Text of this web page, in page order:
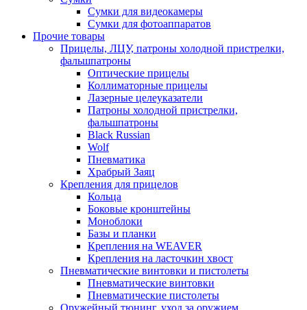
Сумки для видеокамеры
Сумки для фотоаппаратов
Прочие товары
Прицелы, ЛЦУ, патроны холодной пристрелки,
фальшпатроны
Оптические прицелы
Коллиматорные прицелы
Лазерные целеуказатели
Патроны холодной пристрелки,
фальшпатроны
Black Russian
Wolf
Пневматика
Храбрый Заяц
Крепления для прицелов
Кольца
Боковые кронштейны
Моноблоки
Базы и планки
Крепления на WEAVER
Крепления на ласточкин хвост
Пневматические винтовки и пистолеты
Пневматические винтовки
Пневматические пистолеты
Оружейный тюнинг, уход за оружием